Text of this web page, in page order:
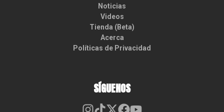
Noticias
Videos
Tienda (Beta)
Acerca
Políticas de Privacidad
SÍGUENOS